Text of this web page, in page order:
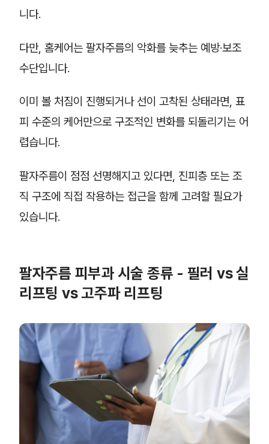
니다.
다만, 홈케어는 팔자주름의 악화를 늦추는 예방·보조
수단입니다.
이미 볼 처짐이 진행되거나 선이 고착된 상태라면, 표
피 수준의 케어만으로 구조적인 변화를 되돌리기는 어
렵습니다.
팔자주름이 점점 선명해지고 있다면, 진피층 또는 조
직 구조에 직접 작용하는 접근을 함께 고려할 필요가
있습니다.
팔자주름 피부과 시술 종류 - 필러 vs 실
리프팅 vs 고주파 리프팅